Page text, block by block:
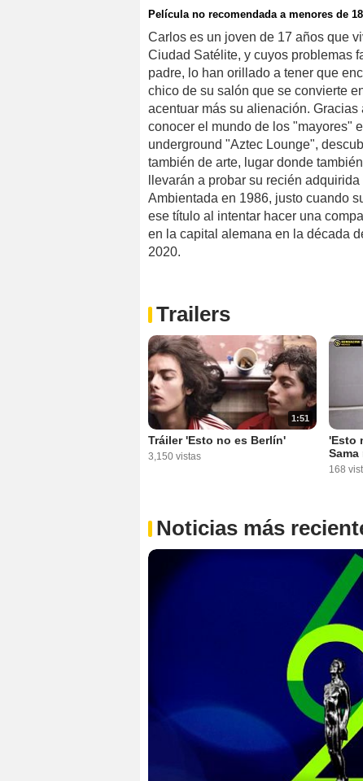
Película no recomendada a menores de
Carlos es un joven de 17 años que
Ciudad Satélite, y cuyos problemas
padre, lo han orillado a tener que
chico de su salón que se convierte
acentuar más su alienación.
conocer el mundo de los "mayores"
underground "Aztec Lounge",
también de arte, lugar donde
llevarán a probar su recién
Ambientada en 1986, justo cuando
ese título al intentar hacer una
en la capital alemana en la década
2020.
Trailers
1:51
Tráiler 'Esto no es Berlín'
3,150 vistas
'Esto
Sama
168
Noticias más